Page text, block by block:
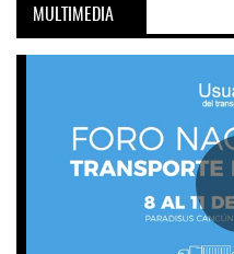
MULTIMEDIA